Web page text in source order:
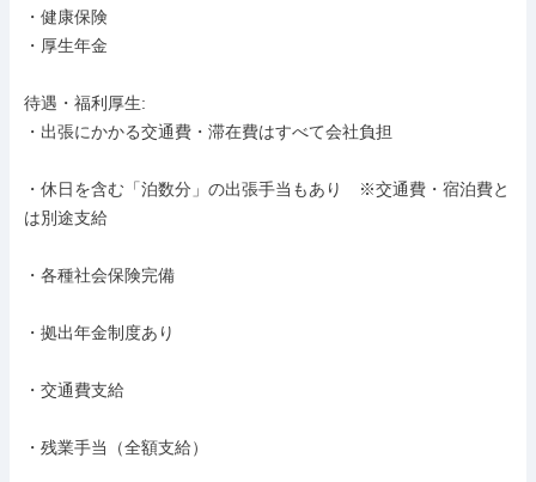
・健康保険
・厚生年金
待遇・福利厚生:
・出張にかかる交通費・滞在費はすべて会社負担
・休日を含む「泊数分」の出張手当もあり　※交通費・宿泊費と
は別途支給
・各種社会保険完備
・拠出年金制度あり
・交通費支給
・残業手当（全額支給）